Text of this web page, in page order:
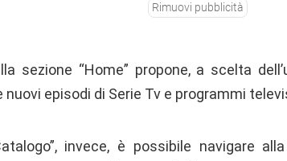
Rimuovi pubblicità
sezione “Home” propone, a scelta
nuovi episodi di Serie Tv e programmi
invece, è possibile navigare